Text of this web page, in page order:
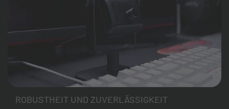
ROBUSTHEIT UND ZUVERLÄSSIGKEIT